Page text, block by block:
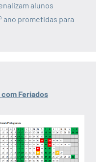
alunos
ano prometidas para
Feriados